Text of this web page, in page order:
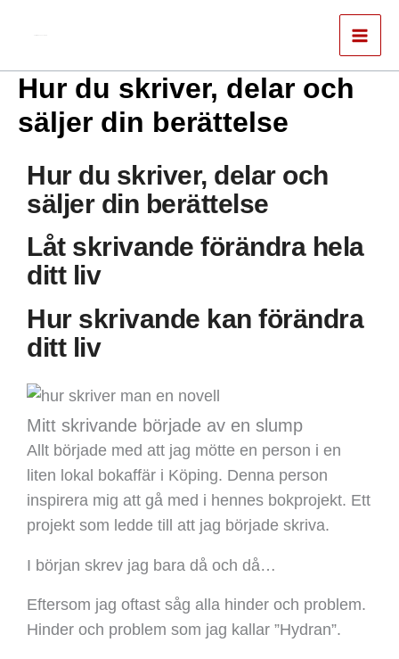
Hur du skriver, delar och
säljer din berättelse
Hur du skriver, delar och
säljer din berättelse
Låt skrivande förändra hela
ditt liv
Hur skrivande kan förändra
ditt liv
Mitt skrivande började av en slump
Allt började med att jag mötte en person i en
liten lokal bokaffär i Köping. Denna person
inspirera mig att gå med i hennes bokprojekt. Ett
projekt som ledde till att jag började skriva.
I början skrev jag bara då och då…
Eftersom jag oftast såg alla hinder och problem.
Hinder och problem som jag kallar ”Hydran”.